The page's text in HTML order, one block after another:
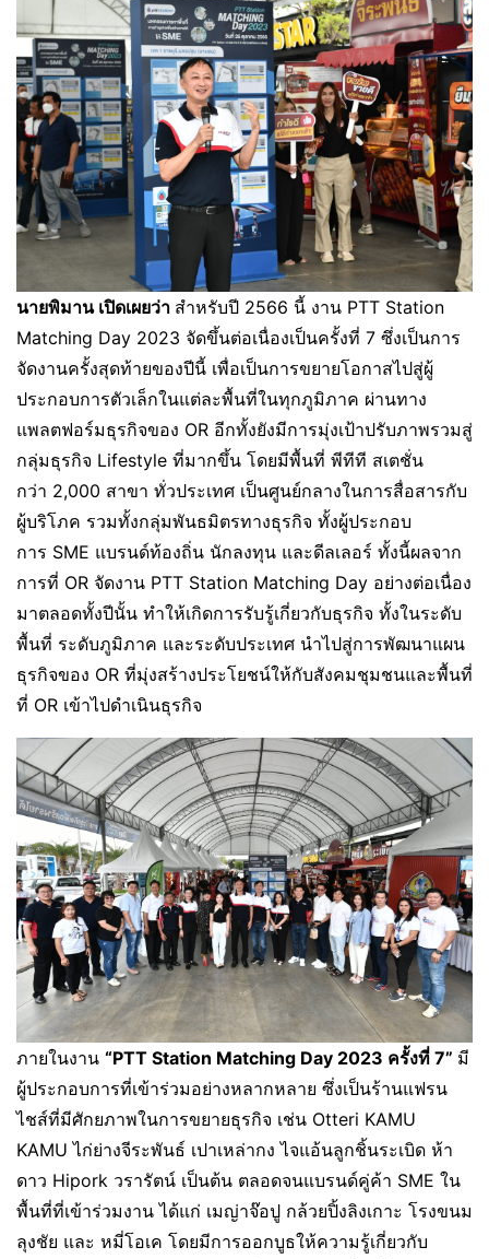
นายพิมาน เปิดเผยว่า สำหรับปี 2566 นี้ งาน PTT Station
Matching Day 2023 จัดขึ้นต่อเนื่องเป็นครั้งที่ 7 ซึ่งเป็นการ
จัดงานครั้งสุดท้ายของปีนี้ เพื่อเป็นการขยายโอกาสไปสู่ผู้
ประกอบการตัวเล็กในแต่ละพื้นที่ในทุกภูมิภาค ผ่านทาง
แพลตฟอร์มธุรกิจของ OR อีกทั้งยังมีการมุ่งเป้าปรับภาพรวมสู่
กลุ่มธุรกิจ Lifestyle ที่มากขึ้น โดยมีพื้นที่ พีทีที สเตชั่น
กว่า 2,000 สาขา ทั่วประเทศ เป็นศูนย์กลางในการสื่อสารกับ
ผู้บริโภค รวมทั้งกลุ่มพันธมิตรทางธุรกิจ ทั้งผู้ประกอบ
การ SME แบรนด์ท้องถิ่น นักลงทุน และดีลเลอร์ ทั้งนี้ผลจาก
การที่ OR จัดงาน PTT Station Matching Day อย่างต่อเนื่อง
มาตลอดทั้งปีนั้น ทำให้เกิดการรับรู้เกี่ยวกับธุรกิจ ทั้งในระดับ
พื้นที่ ระดับภูมิภาค และระดับประเทศ นำไปสู่การพัฒนาแผน
ธุรกิจของ OR ที่มุ่งสร้างประโยชน์ให้กับสังคมชุมชนและพื้นที่
ที่ OR เข้าไปดำเนินธุรกิจ
ภายในงาน “PTT Station Matching Day 2023 ครั้งที่ 7” มี
ผู้ประกอบการที่เข้าร่วมอย่างหลากหลาย ซึ่งเป็นร้านแฟรน
ไชส์ที่มีศักยภาพในการขยายธุรกิจ เช่น Otteri KAMU
KAMU ไก่ย่างจีระพันธ์ เปาเหล่ากง ไจแอ้นลูกชิ้นระเบิด ห้า
ดาว Hipork วรารัตน์ เป็นต้น ตลอดจนแบรนด์คู่ค้า SME ใน
พื้นที่ที่เข้าร่วมงาน ได้แก่ เมญ่าจ๊อปู กล้วยปิ้งลิงเกาะ โรงขนม
ลุงชัย และ หมี่โอเค โดยมีการออกบูธให้ความรู้เกี่ยวกับ